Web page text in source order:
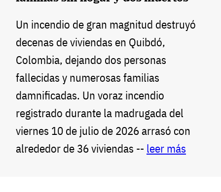
Un incendio de gran magnitud destruyó
decenas de viviendas en Quibdó,
Colombia, dejando dos personas
fallecidas y numerosas familias
damnificadas. Un voraz incendio
registrado durante la madrugada del
viernes 10 de julio de 2026 arrasó con
alrededor de 36 viviendas -- leer más